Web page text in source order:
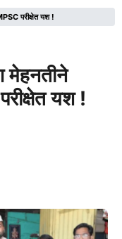
परीक्षेत यश !
यश !